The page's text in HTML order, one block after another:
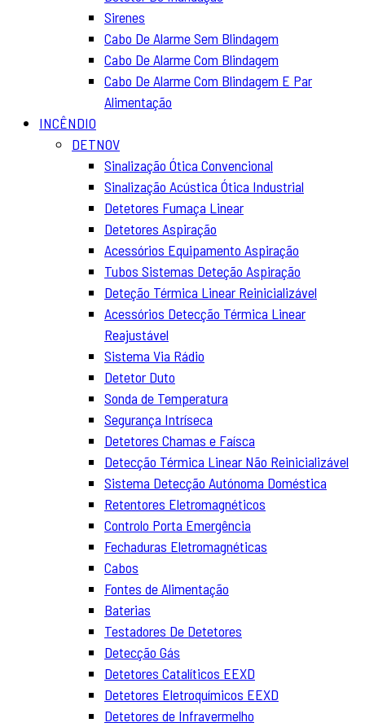
Sirenes
Cabo De Alarme Sem Blindagem
Cabo De Alarme Com Blindagem
Cabo De Alarme Com Blindagem E Par
Alimentação
INCÊNDIO
DETNOV
Sinalização Ótica Convencional
Sinalização Acústica Ótica Industrial
Detetores Fumaça Linear
Detetores Aspiração
Acessórios Equipamento Aspiração
Tubos Sistemas Deteção Aspiração
Deteção Térmica Linear Reinicializável
Acessórios Detecção Térmica Linear
Reajustável
Sistema Via Rádio
Detetor Duto
Sonda de Temperatura
Segurança Intríseca
Detetores Chamas e Faísca
Detecção Térmica Linear Não Reinicializável
Sistema Detecção Autónoma Doméstica
Retentores Eletromagnéticos
Controlo Porta Emergência
Fechaduras Eletromagnéticas
Cabos
Fontes de Alimentação
Baterias
Testadores De Detetores
Detecção Gás
Detetores Catalíticos EEXD
Detetores Eletroquímicos EEXD
Detetores de Infravermelho